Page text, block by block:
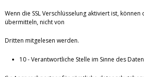
Wenn die SSL Verschlüsselung aktiviert ist, können
übermitteln, nicht von
Dritten mitgelesen werden.
10 - Verantwortliche Stelle im Sinne des